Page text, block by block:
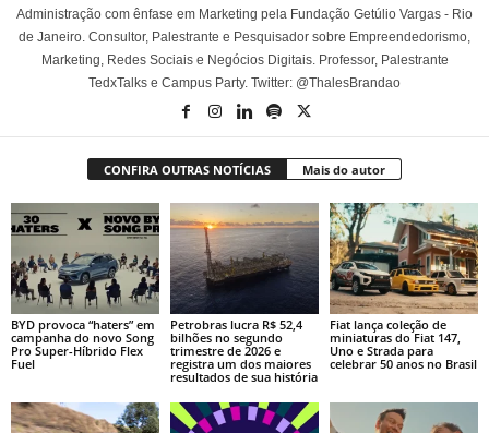
Administração com ênfase em Marketing pela Fundação Getúlio Vargas - Rio
de Janeiro. Consultor, Palestrante e Pesquisador sobre Empreendedorismo,
Marketing, Redes Sociais e Negócios Digitais. Professor, Palestrante
TedxTalks e Campus Party. Twitter: @ThalesBrandao
CONFIRA OUTRAS NOTÍCIAS Mais do autor
BYD provoca “haters” em
campanha do novo Song
Pro Super-Híbrido Flex
Fuel
Petrobras lucra R$ 52,4
bilhões no segundo
trimestre de 2026 e
registra um dos maiores
resultados de sua história
Fiat lança coleção de
miniaturas do Fiat 147,
Uno e Strada para
celebrar 50 anos no Brasil